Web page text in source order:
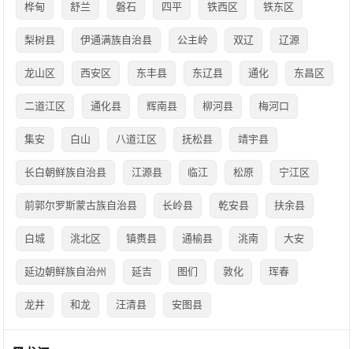
桦甸 舒兰 磐石 四平 铁西区 铁东区
梨树县 伊通满族自治县 公主岭 双辽 辽源
龙山区 西安区 东丰县 东辽县 通化 东昌区
二道江区 通化县 辉南县 柳河县 梅河口
集安 白山 八道江区 抚松县 靖宇县
长白朝鲜族自治县 江源县 临江 松原 宁江区
前郭尔罗斯蒙古族自治县 长岭县 乾安县 扶余县
白城 洮北区 镇赉县 通榆县 洮南 大安
延边朝鲜族自治州 延吉 图们 敦化 珲春
龙井 和龙 汪清县 安图县